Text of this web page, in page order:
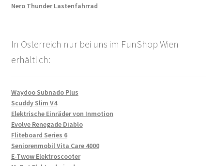
Nero Thunder Lastenfahrrad
In Österreich nur bei uns im FunShop Wien
erhältlich:
Waydoo Subnado Plus
Scuddy Slim V4
Elektrische Einräder von Inmotion
Evolve Renegade Diablo
Fliteboard Series 6
Seniorenmobil Vita Care 4000
E-Twow Elektroscooter